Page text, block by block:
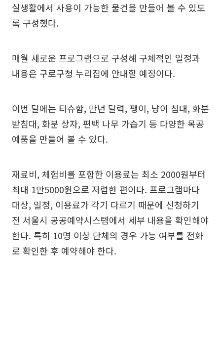
실생활에서 사용이 가능한 물건을 만들어 볼 수 있도
록 구성했다.
매월 새로운 프로그램으로 구성해 구체적인 일정과
내용은 구로구청 누리집에 안내할 예정이다.
이번 달에는 티슈함, 만년 달력, 팽이, 냥이 침대, 화분
받침대, 화분 상자, 편백 나무 가습기 등 다양한 목공
예품을 만들어 볼 수 있다.
재료비, 체험비를 포함한 이용료는 최소 2000원부터
최대 1만5000원으로 저렴한 편이다. 프로그램마다
대상, 일정, 이용료가 각기 다르기 때문에 신청하기
전 서울시 공공예약시스템에서 세부 내용을 확인해야
한다. 특히 10명 이상 단체의 경우 가능 여부를 전화
로 확인한 후 예약해야 한다.